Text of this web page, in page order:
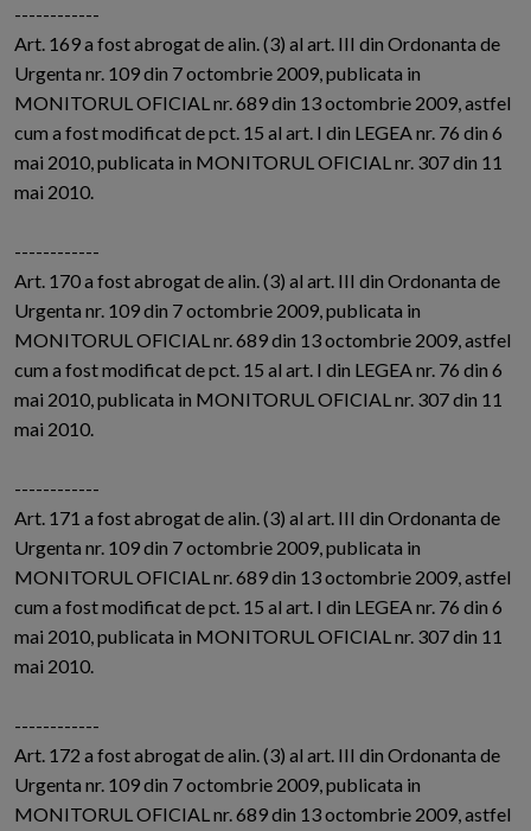
------------
Art. 169 a fost abrogat de alin. (3) al art. III din Ordonanta de
Urgenta nr. 109 din 7 octombrie 2009, publicata in
MONITORUL OFICIAL nr. 689 din 13 octombrie 2009, astfel
cum a fost modificat de pct. 15 al art. I din LEGEA nr. 76 din 6
mai 2010, publicata in MONITORUL OFICIAL nr. 307 din 11
mai 2010.
------------
Art. 170 a fost abrogat de alin. (3) al art. III din Ordonanta de
Urgenta nr. 109 din 7 octombrie 2009, publicata in
MONITORUL OFICIAL nr. 689 din 13 octombrie 2009, astfel
cum a fost modificat de pct. 15 al art. I din LEGEA nr. 76 din 6
mai 2010, publicata in MONITORUL OFICIAL nr. 307 din 11
mai 2010.
------------
Art. 171 a fost abrogat de alin. (3) al art. III din Ordonanta de
Urgenta nr. 109 din 7 octombrie 2009, publicata in
MONITORUL OFICIAL nr. 689 din 13 octombrie 2009, astfel
cum a fost modificat de pct. 15 al art. I din LEGEA nr. 76 din 6
mai 2010, publicata in MONITORUL OFICIAL nr. 307 din 11
mai 2010.
------------
Art. 172 a fost abrogat de alin. (3) al art. III din Ordonanta de
Urgenta nr. 109 din 7 octombrie 2009, publicata in
MONITORUL OFICIAL nr. 689 din 13 octombrie 2009, astfel